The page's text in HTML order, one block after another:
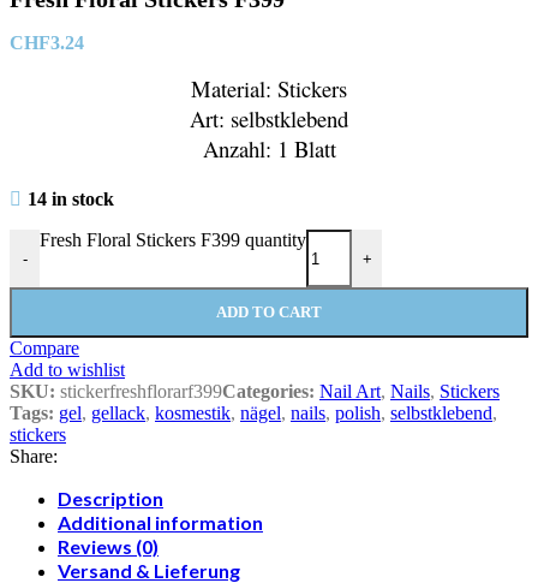
CHF3.24
Material: Stickers
Art: selbstklebend
Anzahl: 1 Blatt
14 in stock
-
Fresh Floral Stickers F399 quantity
+
ADD TO CART
Compare
Add to wishlist
SKU: stickerfreshflorarf399Categories: Nail Art, Nails, Stickers
Tags: gel, gellack, kosmestik, nägel, nails, polish, selbstklebend,
stickers
Share:
Description
Additional information
Reviews (0)
Versand & Lieferung